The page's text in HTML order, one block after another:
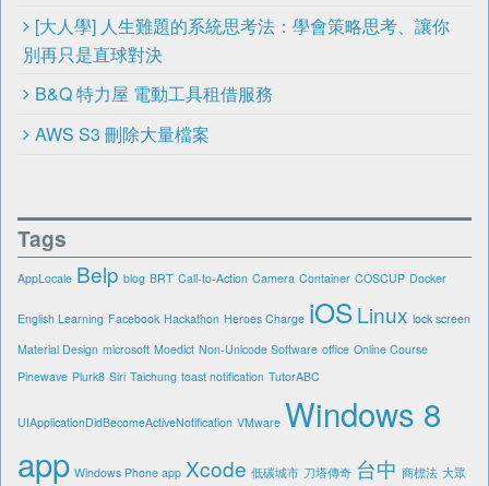
[大人學] 人生難題的系統思考法：學會策略思考、讓你
別再只是直球對決
B&Q 特力屋 電動工具租借服務
AWS S3 刪除大量檔案
Tags
AppLocale Belp blog BRT Call-to-Action Camera Container COSCUP Docker
English Learning Facebook Hackathon Heroes Charge iOSLinux lock screen
Material Design microsoft Moedict Non-Unicode Software office Online Course
Pinewave Plurk8 Siri Taichung toast notification TutorABC
UIApplicationDidBecomeActiveNotification VMware Windows 8
app Windows Phone app Xcode 低碳城市 刀塔傳奇 台中 商標法 大眾